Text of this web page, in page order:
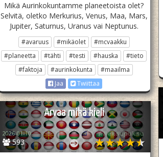
Mikä Aurinkokuntamme planeetoista olet?
Selvitä, oletko Merkurius, Venus, Maa, Mars,
Jupiter, Saturnus, Uranus vai Neptunus.
#avaruus #mikäolet
#mcvaakku
#planeetta
#tähti #testi #hauska
#tieto
#faktoja
#aurinkokunta
#maailma
Jaa
Twiittaa
Arvaa mikä kieli
593
2026-01-10 ☆𝙽𝚎𝚔𝚜𝚞𝚙𝚞𝚔𝚜𝚞